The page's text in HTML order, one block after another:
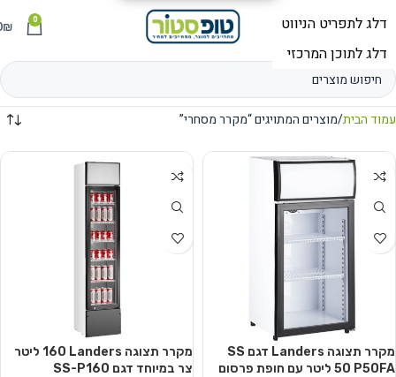
תפריט 0
₪
עמוד הבית מוצרים המתויגים “מקרר מסחרי”
מקרר תצוגה Landers דגם SS
P50FA ‏50 ‏ליטר עם חופת פרסום
מקרר תצוגה Landers ‏160 ‏ליטר
צר במיוחד דגם SS-P160